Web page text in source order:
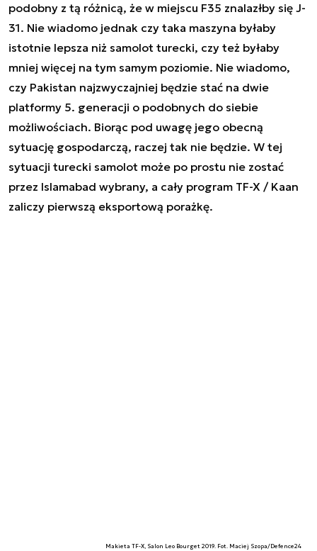
podobny z tą różnicą, że w miejscu F35 znalazłby się J-
31. Nie wiadomo jednak czy taka maszyna byłaby
istotnie lepsza niż samolot turecki, czy też byłaby
mniej więcej na tym samym poziomie. Nie wiadomo,
czy Pakistan najzwyczajniej będzie stać na dwie
platformy 5. generacji o podobnych do siebie
możliwościach. Biorąc pod uwagę jego obecną
sytuację gospodarczą, raczej tak nie będzie. W tej
sytuacji turecki samolot może po prostu nie zostać
przez Islamabad wybrany, a cały program TF-X / Kaan
zaliczy pierwszą eksportową porażkę.
Makieta TF-X, Salon Leo Bourget 2019. Fot. Maciej Szopa/Defence24